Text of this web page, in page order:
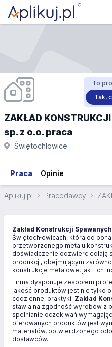
To
Tak,
ZAKŁAD
sp. z o.o. praca
Świętochłowice
Praca Opinie
Aplikuj.pl Pracodawcy
Zakład Konstrukcji
Świętochłowicach, która od
przetworzonego metalu
doświadczenie odzwierciedlają
produkcji, obejmującym
konstrukcje metalowe, jak i ich
Firma dysponuje zespołem
jakość produktów jest nie tylko
codziennej praktyki. Zakład
stawia na zgodność wyrobów z
spełnianie oczekiwań
oferowanych produktów jest
materiałów, potwierdzonego
dostawców.